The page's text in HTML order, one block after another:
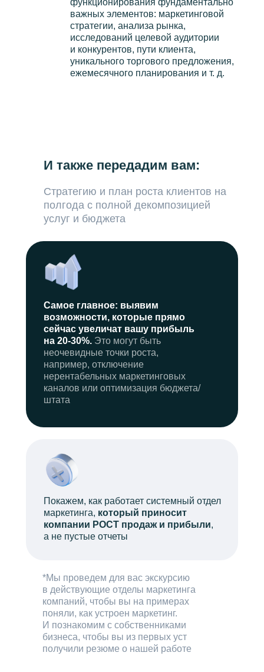
И также передадим вам:
функционирования фундаментально
важных элементов: маркетинговой
стратегии, анализа рынка,
исследований целевой аудитории
и конкурентов, пути клиента,
уникального торгового предложения,
ежемесячного планирования и т. д.
Стратегию и план роста клиентов на
полгода с полной декомпозицией
услуг и бюджета
*Мы проведем для вас экскурсию
в действующие отделы маркетинга
компаний, чтобы вы на примерах
поняли, как устроен маркетинг.
И познакомим с собственниками
бизнеса, чтобы вы из первых уст
получили резюме о нашей работе
Самое главное: выявим
возможности, которые прямо
сейчас увеличат вашу прибыль
на 20-30%. Это могут быть
неочевидные точки роста,
например, отключение
нерентабельных маркетинговых
каналов или оптимизация бюджета/
штата
Покажем, как работает системный отдел
маркетинга, который приносит
компании РОСТ продаж и прибыли,
а не пустые отчеты